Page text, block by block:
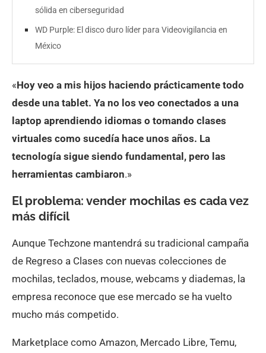
sólida en ciberseguridad
WD Purple: El disco duro líder para Videovigilancia en
México
«Hoy veo a mis hijos haciendo prácticamente todo
desde una tablet. Ya no los veo conectados a una
laptop aprendiendo idiomas o tomando clases
virtuales como sucedía hace unos años. La
tecnología sigue siendo fundamental, pero las
herramientas cambiaron.»
El problema: vender mochilas es cada vez
más difícil
Aunque Techzone mantendrá su tradicional campaña
de Regreso a Clases con nuevas colecciones de
mochilas, teclados, mouse, webcams y diademas, la
empresa reconoce que ese mercado se ha vuelto
mucho más competido.
Marketplace como Amazon, Mercado Libre, Temu,